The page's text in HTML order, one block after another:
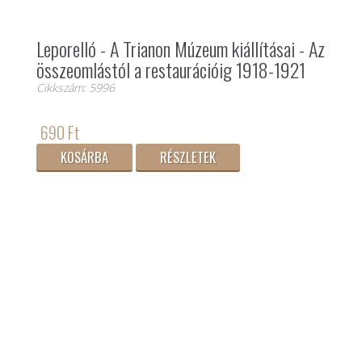
Leporelló - A Trianon Múzeum kiállításai - Az
összeomlástól a restaurációig 1918-1921
Cikkszám: 5996
690 Ft
KOSÁRBA RÉSZLETEK